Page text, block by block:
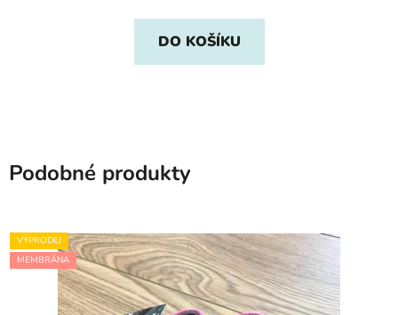
DO KOŠÍKU
Podobné produkty
VÝPRODEJ
MEMBRÁNA